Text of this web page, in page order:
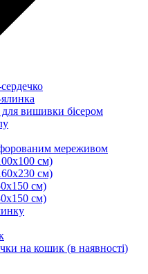
вишивки бісером
мереживом
см)
см)
см)
см)
на кошик (в наявності)